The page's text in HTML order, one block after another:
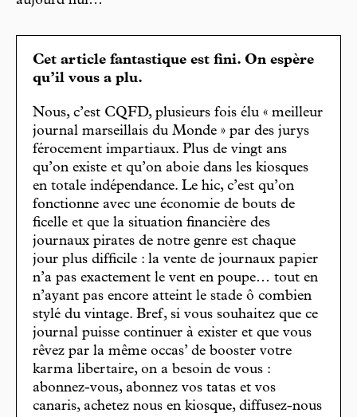
Cet article fantastique est fini. On espère
qu’il vous a plu.
Nous, c’est CQFD, plusieurs fois élu « meilleur
journal marseillais du Monde » par des jurys
férocement impartiaux. Plus de vingt ans
qu’on existe et qu’on aboie dans les kiosques
en totale indépendance. Le hic, c’est qu’on
fonctionne avec une économie de bouts de
ficelle et que la situation financière des
journaux pirates de notre genre est chaque
jour plus difficile : la vente de journaux papier
n’a pas exactement le vent en poupe… tout en
n’ayant pas encore atteint le stade ô combien
stylé du vintage. Bref, si vous souhaitez que ce
journal puisse continuer à exister et que vous
rêvez par la même occas’ de booster votre
karma libertaire, on a besoin de vous :
abonnez-vous, abonnez vos tatas et vos
canaris, achetez nous en kiosque, diffusez-nous